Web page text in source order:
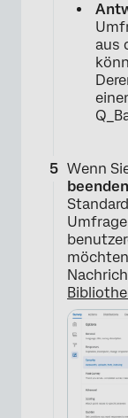
aus
Wenn
beenden